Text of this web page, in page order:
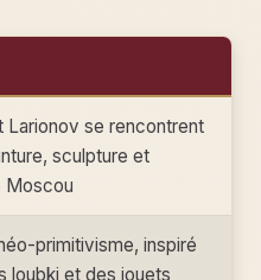
Larionov se rencontrent
sculpture et
Moscou
primitivisme, inspiré
loubki et des jouets